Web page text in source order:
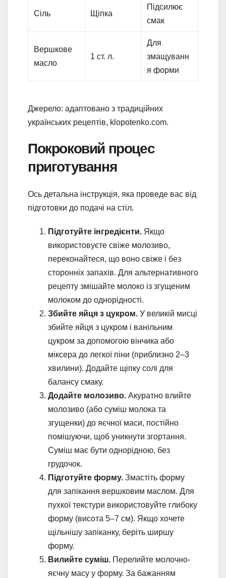
Сіль Щіпка
Підсилює
смак
Вершкове
масло
1 ст. л.
Для
змащуванн
я форми
Джерело: адаптовано з традиційних
українських рецептів, klopotenko.com.
Покроковий процес
приготування
Ось детальна інструкція, яка проведе вас від
підготовки до подачі на стіл.
Підготуйте інгредієнти. Якщо
використовуєте свіже молозиво,
переконайтеся, що воно свіже і без
сторонніх запахів. Для альтернативного
рецепту змішайте молоко із згущеним
молоком до однорідності.
Збийте яйця з цукром. У великій мисці
збийте яйця з цукром і ванільним
цукром за допомогою вінчика або
міксера до легкої піни (приблизно 2–3
хвилини). Додайте щіпку солі для
балансу смаку.
Додайте молозиво. Акуратно влийте
молозиво (або суміш молока та
згущенки) до яєчної маси, постійно
помішуючи, щоб уникнути згортання.
Суміш має бути однорідною, без
грудочок.
Підготуйте форму. Змастіть форму
для запікання вершковим маслом. Для
пухкої текстури використовуйте глибоку
форму (висота 5–7 см). Якщо хочете
щільнішу запіканку, беріть ширшу
форму.
Вилийте суміш. Перелийте молочно-
яєчну масу у форму. За бажанням